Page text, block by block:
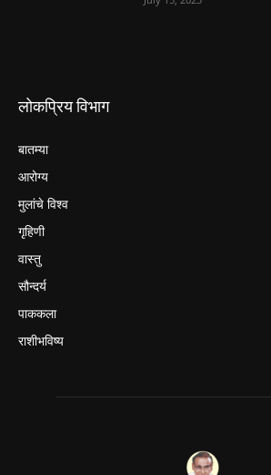
लोकप्रिय विभाग
बातम्या
आरोग्य
मुलांचे विश्व
गृहिणी
वास्तु
सौन्दर्य
पाककला
राशीभविष्य